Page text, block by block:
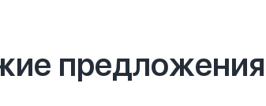
предложения